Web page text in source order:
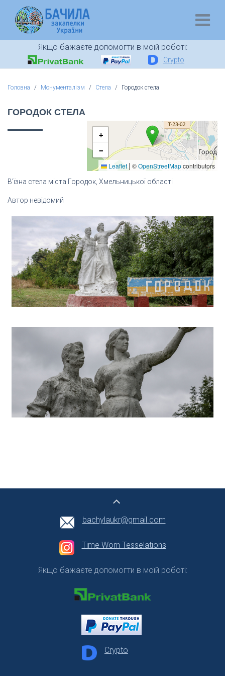
Якщо бажаєте допомогти в моїй роботі:
Crypto
Головна Монументалізм Стела Городок стела
ГОРОДОК СТЕЛА
+
−
Leaflet | ©OpenStreetMapcontributors
В’їзна стела міста Городок, Хмельницької області
Автор невідомий
bachylaukr@gmail.com
Time Worn Tesselations
Якщо бажаєте допомогти в моїй роботі:
Crypto